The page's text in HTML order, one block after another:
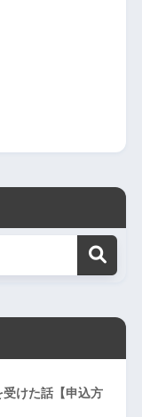
けた話【申込方